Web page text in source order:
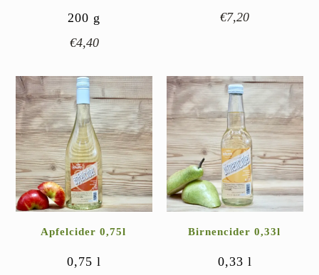
200 g
€4,40
€7,20
Apfelcider 0,75l
0,75l
Birnencider 0,33l
0,33 l